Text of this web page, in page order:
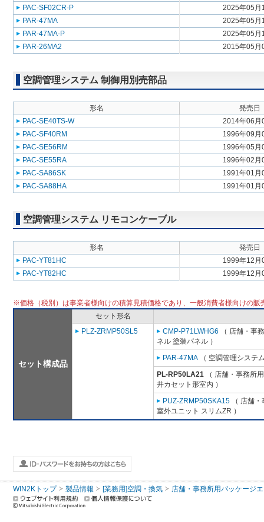
PAC-SF02CR-P
2025年05月
PAR-47MA
2025年05月
PAR-47MA-P
2025年05月
PAR-26MA2
2015年05月
空調管理システム 制御用別売部品
形名
発売日
PAC-SE40TS-W
2014年06月
PAC-SF40RM
1996年09月
PAC-SE56RM
1996年05月
PAC-SE55RA
1996年02月
PAC-SA86SK
1991年01月
PAC-SA88HA
1991年01月
空調管理システム リモコンケーブル
形名
発売日
PAC-YT81HC
1999年12月
PAC-YT82HC
1999年12月
※価格（税別）は事業者様向けの積算見積価格であり、一般消費者様向けの販
セット構成品
セット形名
PLZ-ZRMP50SL5
CMP-P71LWHG6 （ 店舗・事
ネル 塗装パネル ）
PAR-47MA （ 空調管理システ
PL-RP50LA21 （ 店舗・事務所
井カセット形室内 ）
PUZ-ZRMP50SKA15 （ 店舗
室外ユニット スリムZR ）
WIN2Kトップ 製品情報 [業務用]空調・換気 店舗・事務所用パッケージ